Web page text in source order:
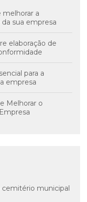
melhorar a
sua empresa
elaboração de
para a
empresa
Melhorar o
municipal